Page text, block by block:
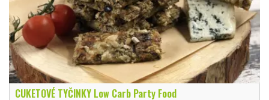
CUKETOVÉ TYČINKY Low Carb Party Food